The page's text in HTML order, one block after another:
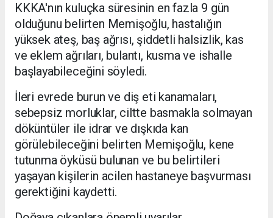
KKKA'nın kuluçka süresinin en fazla 9 gün
olduğunu belirten Memişoğlu, hastalığın
yüksek ateş, baş ağrısı, şiddetli halsizlik, kas
ve eklem ağrıları, bulantı, kusma ve ishalle
başlayabileceğini söyledi.
İleri evrede burun ve diş eti kanamaları,
sebepsiz morluklar, ciltte basmakla solmayan
döküntüler ile idrar ve dışkıda kan
görülebileceğini belirten Memişoğlu, kene
tutunma öyküsü bulunan ve bu belirtileri
yaşayan kişilerin acilen hastaneye başvurması
gerektiğini kaydetti.